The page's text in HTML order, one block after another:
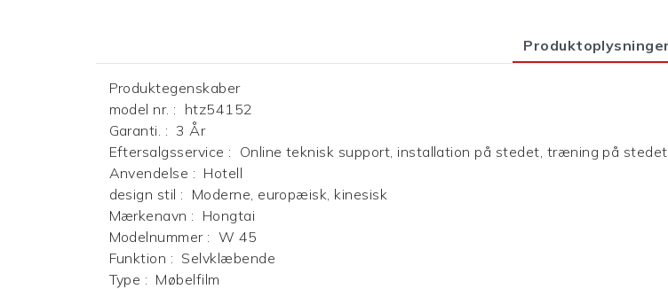
Produktoplysninger
Produktegenskaber
model nr. : htz54152
Garanti. : 3 År
Eftersalgsservice : Online teknisk support, installation på stedet, træning på
Anvendelse : Hotell
design stil : Moderne, europæisk, kinesisk
Mærkenavn : Hongtai
Modelnummer : W 45
Funktion : Selvklæbende
Type : Møbelfilm